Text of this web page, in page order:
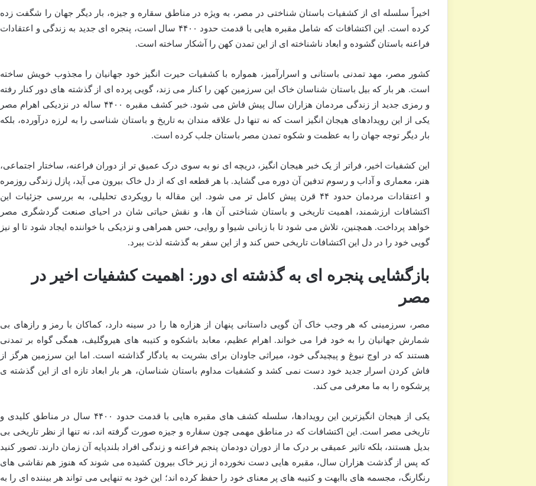
اخیراً سلسله ای از کشفیات باستان شناختی در مصر، به ویژه در مناطق سقاره و جیزه، بار دیگر جهان را شگفت زده
کرده است. این اکتشافات که شامل مقبره هایی با قدمت حدود ۴۴۰۰ سال است، پنجره ای جدید به زندگی و اعتقادات
فراعنه باستان گشوده و ابعاد ناشناخته ای از این تمدن کهن را آشکار ساخته است.
کشور مصر، مهد تمدنی باستانی و اسرارآمیز، همواره با کشفیات حیرت انگیز خود جهانیان را مجذوب خویش ساخته
است. هر بار که بیل باستان شناسان خاک این سرزمین کهن را کنار می زند، گویی پرده ای از گذشته های دور کنار رفته
و رمزی جدید از زندگی مردمان هزاران سال پیش فاش می شود. خبر کشف مقبره ۴۴۰۰ ساله در نزدیکی اهرام مصر
یکی از این رویدادهای هیجان انگیز است که نه تنها دل علاقه مندان به تاریخ و باستان شناسی را به لرزه درآورده، بلکه
بار دیگر توجه جهان را به عظمت و شکوه تمدن مصر باستان جلب کرده است.
این کشفیات اخیر، فراتر از یک خبر هیجان انگیز، دریچه ای نو به سوی درک عمیق تر از دوران فراعنه، ساختار اجتماعی،
هنر، معماری و آداب و رسوم تدفین آن دوره می گشاید. با هر قطعه ای که از دل خاک بیرون می آید، پازل زندگی روزمره
و اعتقادات مردمان حدود ۴۴ قرن پیش کامل تر می شود. این مقاله با رویکردی تحلیلی، به بررسی جزئیات این
اکتشافات ارزشمند، اهمیت تاریخی و باستان شناختی آن ها، و نقش حیاتی شان در احیای صنعت گردشگری مصر
خواهد پرداخت. همچنین، تلاش می شود تا با زبانی شیوا و روایی، حس همراهی و نزدیکی با خواننده ایجاد شود تا او نیز
گویی خود را در دل این اکتشافات تاریخی حس کند و از این سفر به گذشته لذت ببرد.
بازگشایی پنجره ای به گذشته ای دور: اهمیت کشفیات اخیر در
مصر
مصر، سرزمینی که هر وجب خاک آن گویی داستانی پنهان از هزاره ها را در سینه دارد، کماکان با رمز و رازهای بی
شمارش جهانیان را به خود فرا می خواند. اهرام عظیم، معابد باشکوه و کتیبه های هیروگلیف، همگی گواه بر تمدنی
هستند که در اوج نبوغ و پیچیدگی خود، میراثی جاودان برای بشریت به یادگار گذاشته است. اما این سرزمین هرگز از
فاش کردن اسرار جدید خود دست نمی کشد و کشفیات مداوم باستان شناسان، هر بار ابعاد تازه ای از این گذشته ی
پرشکوه را به ما معرفی می کند.
یکی از هیجان انگیزترین این رویدادها، سلسله کشف های مقبره هایی با قدمت حدود ۴۴۰۰ سال در مناطق کلیدی و
تاریخی مصر است. این اکتشافات که در مناطق مهمی چون سقاره و جیزه صورت گرفته اند، نه تنها از نظر تاریخی بی
بدیل هستند، بلکه تاثیر عمیقی بر درک ما از دوران دودمان پنجم فراعنه و زندگی افراد بلندپایه آن زمان دارند. تصور کنید
که پس از گذشت هزاران سال، مقبره هایی دست نخورده از زیر خاک بیرون کشیده می شوند که هنوز هم نقاشی های
رنگارنگ، مجسمه های باابهت و کتیبه های پر معنای خود را حفظ کرده اند؛ این خود به تنهایی می تواند هر بیننده ای را به